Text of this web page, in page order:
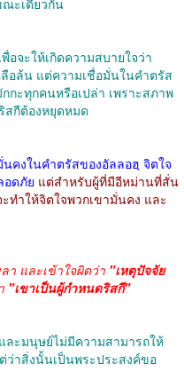
ะให้เกิดความสบายใจว่า
อล้น แต่ความเชื่อมั่นในคำตรัส
กะทุกคนหรือเปล่า เพราะสภาพ
สกีต้องหยุดหมด
คงในคำตรัสของอัลลอฮฺ จิตใจ
อดภัย แต่สำหรับผู้ที่มีอีหม่านที่สั่น
ทำให้จิตใจพวกเขามั่นคง และ
และเข้าใจผิดว่า "เหตุปัจจัย
"เขาเป็นผู้กำหนดริสกี"
ละมนุษย์ไม่มีความสามารถให้
ว่าสิ่งนั้นเป็นพระประสงค์ขอ